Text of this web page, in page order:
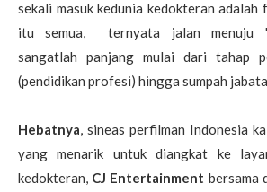
sekali masuk kedunia kedokteran adalah
itu semua, ternyata jalan menuju
sangatlah panjang mulai dari tahap
(pendidikan profesi) hingga sumpah
Hebatnya, sineas perfilman Indonesia
yang menarik untuk diangkat ke
kedokteran, CJ Entertainment bersama